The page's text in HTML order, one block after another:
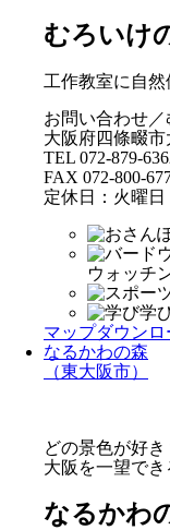
むろいけ
工作教室に自
お問い合わせ／
大阪府四條畷市
TEL 072-879-
FAX 072-800-
定休日：火曜
ウォッチ
学
マップダウンロ
なるかわの森
（東大阪市）
どの景色が好き
大阪を一望でき
なるかわ